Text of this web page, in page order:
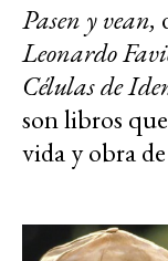
Pasen y vean,
Leonardo
Células de
son libros
vida y obra